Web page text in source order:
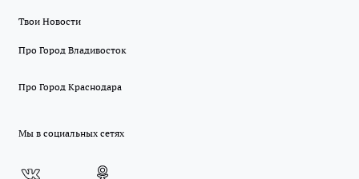
Твои Новости
Про Город Владивосток
Про Город Краснодара
Мы в социальных сетях